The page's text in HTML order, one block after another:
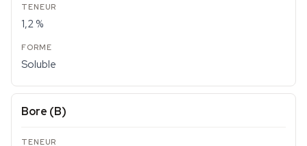
1,2 %
Soluble
Bore (B)